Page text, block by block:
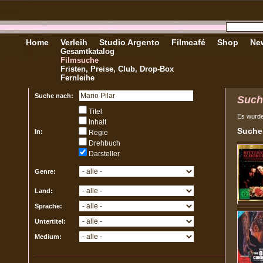
Home Verleih
Gesamtkatalog
Filmsuche
Fristen, Preise, Club, Drop-Box
Fernleihe
Studio Argento Filmcafé Shop
Suche nach:
In:
Titel
Inhalt
Regie
Drehbuch
Darsteller
Genre:
Land:
Sprache:
Untertitel:
Medium:
Es